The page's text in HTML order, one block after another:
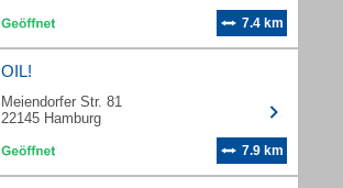
7.4 km
OIL!
Meiendorfer Str. 81
22145 Hamburg
7.9 km